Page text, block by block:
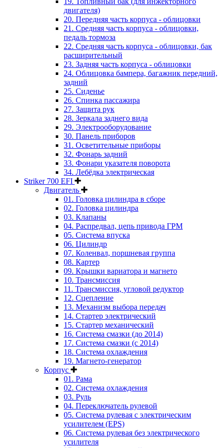
двигателя)
20. Передняя часть корпуса - облицовки
21. Средняя часть корпуса - облицовки,
педаль тормоза
22. Средняя часть корпуса - облицовки, бак
расширительный
23. Задняя часть корпуса - облицовки
24. Облицовка бампера, багажник передний,
задний
25. Сиденье
26. Спинка пассажира
27. Защита рук
28. Зеркала заднего вида
29. Электрооборудование
30. Панель приборов
31. Oсветительные приборы
32. Фонарь задний
33. Фонари указателя поворота
34. Лебёдка электрическая
Striker 700 EFI
Двигатель
01. Головка цилиндра в сборе
02. Головка цилиндра
03. Клапаны
04. Распредвал, цепь привода ГРМ
05. Система впуска
06. Цилиндр
07. Коленвал, поршневая группа
08. Картер
09. Крышки вариатора и магнето
10. Трансмиссия
11. Трансмиссия, угловой редуктор
12. Сцепление
13. Механизм выбора передач
14. Стартер электрический
15. Стартер механический
16. Система смазки (до 2014)
17. Система смазки (с 2014)
18. Система охлаждения
19. Магнето-генератор
Корпус
01. Рама
02. Система охлаждения
03. Руль
04. Переключатель рулевой
05. Система рулевая с электрическим
усилителем (EPS)
06. Система рулевая без электрического
усилителя